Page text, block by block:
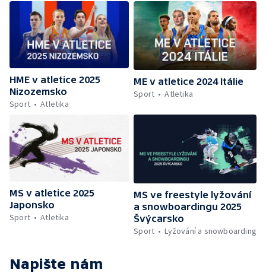
HME v atletice 2025
Nizozemsko
Sport
Atletika
ME v atletice 2024 Itálie
Sport
Atletika
MS v atletice 2025
Japonsko
Sport
Atletika
MS ve freestyle lyžování
a snowboardingu 2025
Švýcarsko
Sport
Lyžování a snowboarding
Napište nám